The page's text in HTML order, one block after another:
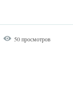
50 просмотров